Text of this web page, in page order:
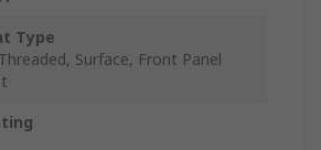
Type
Surface, Front Panel